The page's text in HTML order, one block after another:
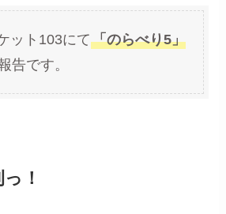
ット103にて「のらべり5」
告です。
！